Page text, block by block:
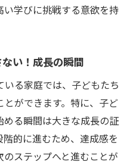
学びに挑戦する意欲を持
い！成長の瞬間
る家庭では、子どもたち
ができます。特に、子ど
る瞬間は大きな成長の証
的に進むため、達成感を
ステップへと進むことが